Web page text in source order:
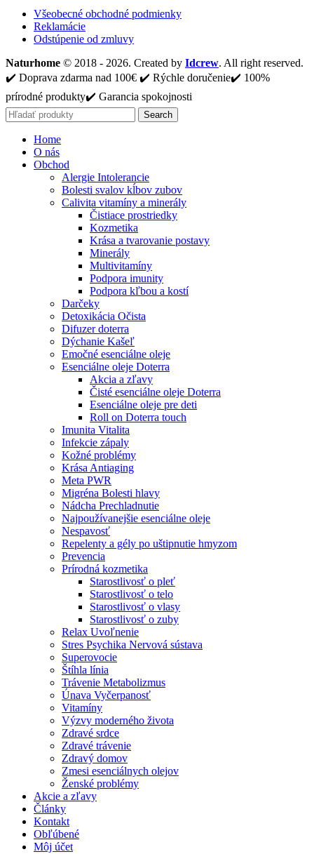
Všeobecné obchodné podmienky
Reklamácie
Odstúpenie od zmluvy
Naturhome © 2018 - 2026. Created by Idcrew. All right reserved.
✔️ Doprava zdarma nad 100€ ✔️ Rýchle doručenie✔️ 100%
prírodné produkty✔️ Garancia spokojnosti
Search
Home
O nás
Obchod
Alergie Intolerancie
Bolesti svalov kĺbov zubov
Calivita vitamíny a minerály
Čistiace prostriedky
Kozmetika
Krása a tvarovanie postavy
Minerály
Multivitamíny
Podpora imunity
Podpora kľbou a kostí
Darčeky
Detoxikácia Očista
Difuzer doterra
Dýchanie Kašeľ
Emočné esenciálne oleje
Esenciálne oleje Doterra
Akcia a zľavy
Čisté esenciálne oleje Doterra
Esenciálne oleje pre deti
Roll on Doterra touch
Imunita Vitalita
Infekcie zápaly
Kožné problémy
Krása Antiaging
Meta PWR
Migréna Bolesti hlavy
Nádcha Prechladnutie
Najpoužívanejšie esenciálne oleje
Nespavosť
Repelenty a gély po uštipnutie hmyzom
Prevencia
Prírodná kozmetika
Starostlivosť o pleť
Starostlivosť o telo
Starostlivosť o vlasy
Starostlivosť o zuby
Relax Uvoľnenie
Stres Psychika Nervová sústava
Superovocie
Štíhla línia
Trávenie Metabolizmus
Únava Vyčerpanosť
Vitamíny
Výzvy moderného života
Zdravé srdce
Zdravé trávenie
Zdravý domov
Zmesi esenciálnych olejov
Ženské problémy
Akcie a zľavy
Články
Kontakt
Obľúbené
Môj účet